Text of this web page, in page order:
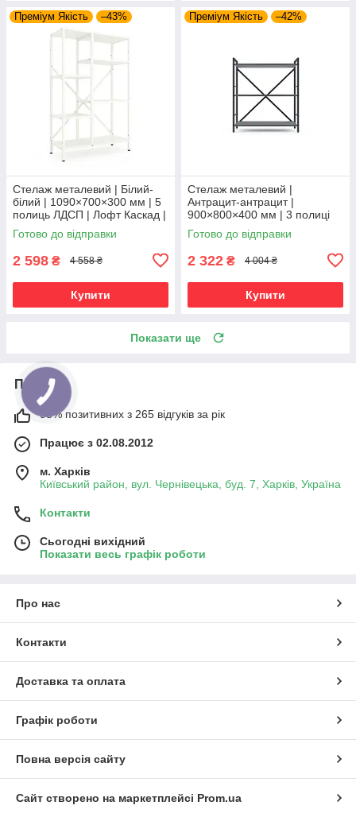
Преміум Якість –43%
Стелаж металевий | Білий-
білий | 1090×700×300 мм | 5
полиць ЛДСП | Лофт Каскад |
35 кг/полицю | для дому,
офісу та вітальні
Готово до відправки
2 598 ₴ 4 558 ₴
Купити
Преміум Якість –42%
Стелаж металевий |
Антрацит-антрацит |
900×800×400 мм | 3 полиці
ЛДСП | Лофт | 35 кг/полицю |
для дому, офісу та вітальні
Готово до відправки
2 322 ₴ 4 004 ₴
Купити
Показати ще
Про нас
98% позитивних з 265 відгуків за рік
Працює з 02.08.2012
м. Харків
Київський район, вул. Чернівецька, буд. 7, Харків, Україна
Контакти
Сьогодні вихідний
Показати весь графік роботи
Про нас
Контакти
Доставка та оплата
Графік роботи
Повна версія сайту
Сайт створено на маркетплейсі Prom.ua